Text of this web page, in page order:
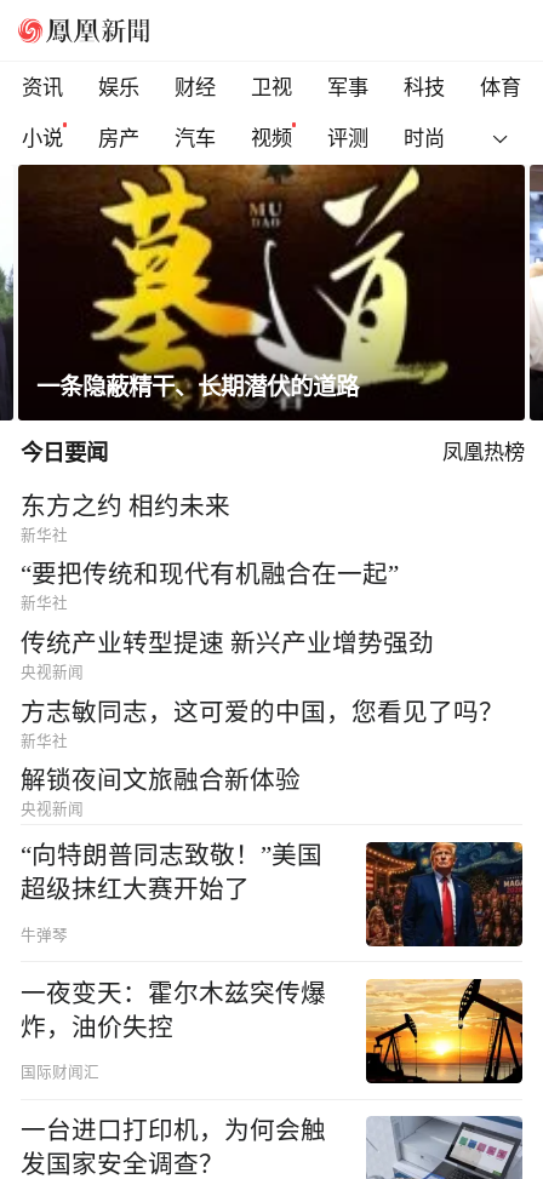
资讯 娱乐 财经 卫视 军事 科技
体育
小说
房产 汽车 视频 评测 时尚
省长走进沿街店铺、网红打卡点，与游客交流
今日要闻 凤凰热榜
东方之约 相约未来
新华社
“要把传统和现代有机融合在一起”
新华社
传统产业转型提速 新兴产业增势强劲
央视新闻
方志敏同志，这可爱的中国，您看见了吗？
新华社
解锁夜间文旅融合新体验
央视新闻
“向特朗普同志致敬！”美国
超级抹红大赛开始了
牛弹琴
一夜变天：霍尔木兹突传爆
炸，油价失控
国际财闻汇
一台进口打印机，为何会触
发国家安全调查？